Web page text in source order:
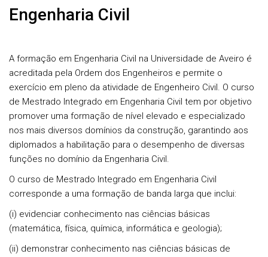
Engenharia Civil
A formação em Engenharia Civil na Universidade de Aveiro é
acreditada pela Ordem dos Engenheiros e permite o
exercício em pleno da atividade de Engenheiro Civil. O curso
de Mestrado Integrado em Engenharia Civil tem por objetivo
promover uma formação de nível elevado e especializado
nos mais diversos domínios da construção, garantindo aos
diplomados a habilitação para o desempenho de diversas
funções no domínio da Engenharia Civil.
O curso de Mestrado Integrado em Engenharia Civil
corresponde a uma formação de banda larga que inclui:
(i) evidenciar conhecimento nas ciências básicas
(matemática, física, química, informática e geologia);
(ii) demonstrar conhecimento nas ciências básicas de